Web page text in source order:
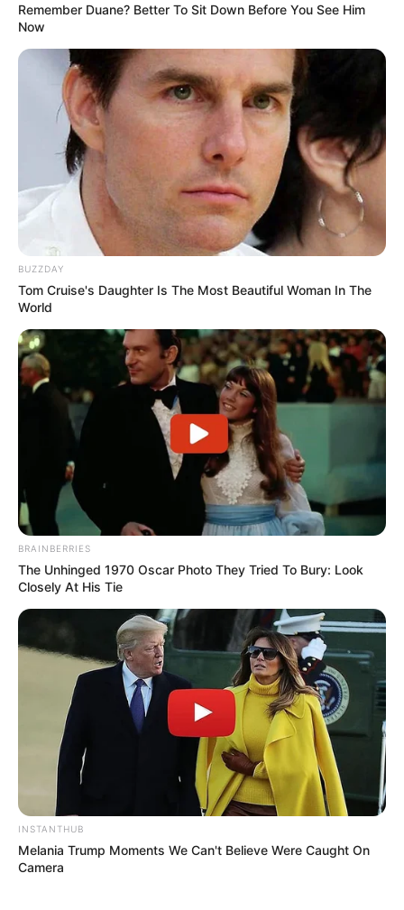
TAGS
ΚΟΤΑ
ΤΑΥΤΟΤΗΤΑ ΚΑΙ ΕΠΙΚΟΙΝΩΝΙΑ ΟΡΟΙ ΧΡΗΣΗΣ
Remember Duane? Better To Sit Down Before You See Him
Now
BUZZDAY
Tom Cruise's Daughter Is The Most Beautiful Woman In The
World
BRAINBERRIES
The Unhinged 1970 Oscar Photo They Tried To Bury: Look
Closely At His Tie
INSTANTHUB
Melania Trump Moments We Can't Believe Were Caught On
Camera